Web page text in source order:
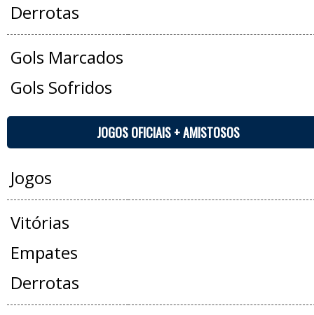
Derrotas
Gols Marcados
Gols Sofridos
JOGOS OFICIAIS + AMISTOSOS
Jogos
Vitórias
Empates
Derrotas